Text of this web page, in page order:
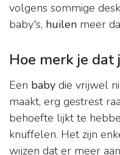
volgens sommige
baby's, huilen meer
Hoe merk je dat
Een baby die vrijwel
maakt, erg gestrest
behoefte lijkt te
knuffelen. Het zijn
wijzen dat er meer